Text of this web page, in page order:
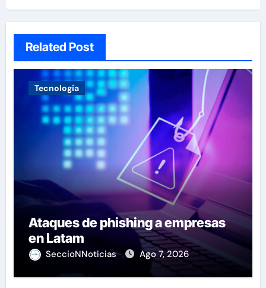
Related Post
Tecnología
Ataques de phishing a empresas
en Latam
SeccioNNoticias Ago 7, 2026